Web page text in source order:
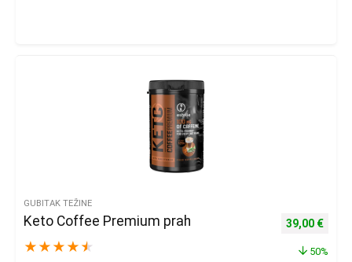
GUBITAK TEŽINE
Keto Coffee Premium prah
★ ★ ★ ★ ★
Izvorna
39,00 €
50%